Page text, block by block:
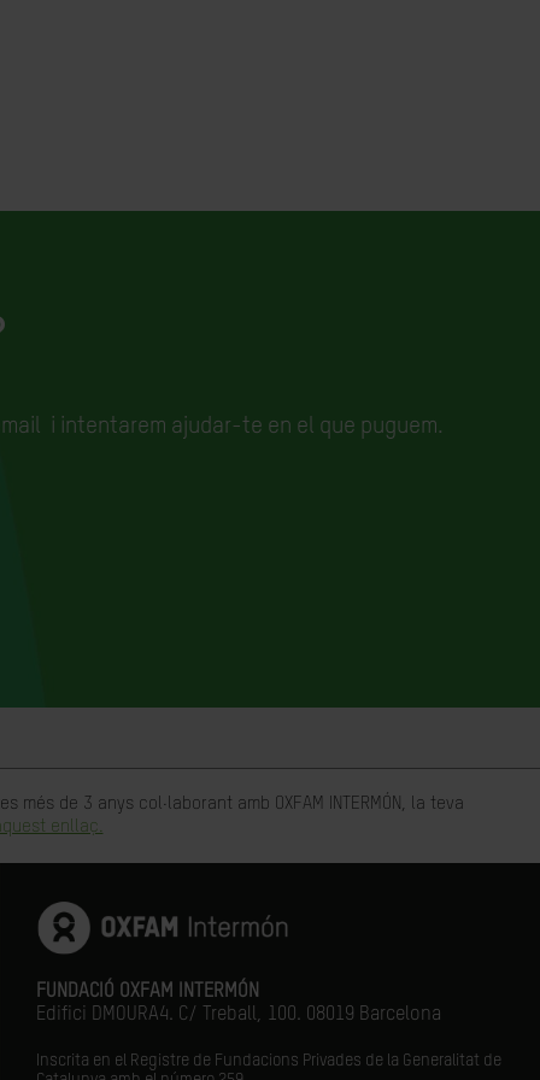
i intentarem ajudar-te en el que puguem.
de 3 anys col·laborant amb OXFAM INTERMÓN, la teva
enllaç.
FUNDACIÓ OXFAM INTERMÓN
Edifici DMOURA4. C/ Treball, 100. 08019 Barcelona
Inscrita en el Registre de Fundacions Privades de la Generalitat de